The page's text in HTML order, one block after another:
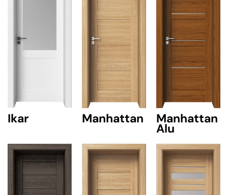
Ikar Manhattan Manhattan
Alu